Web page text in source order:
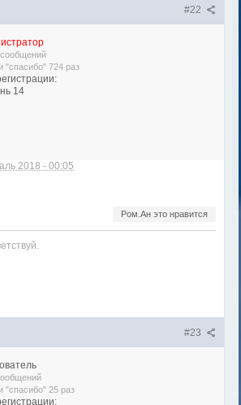
#22
"спасибо" 724 раз
14
2018 - 00:05
Ром.Ан это нравится
#23
"спасибо" 25 раз